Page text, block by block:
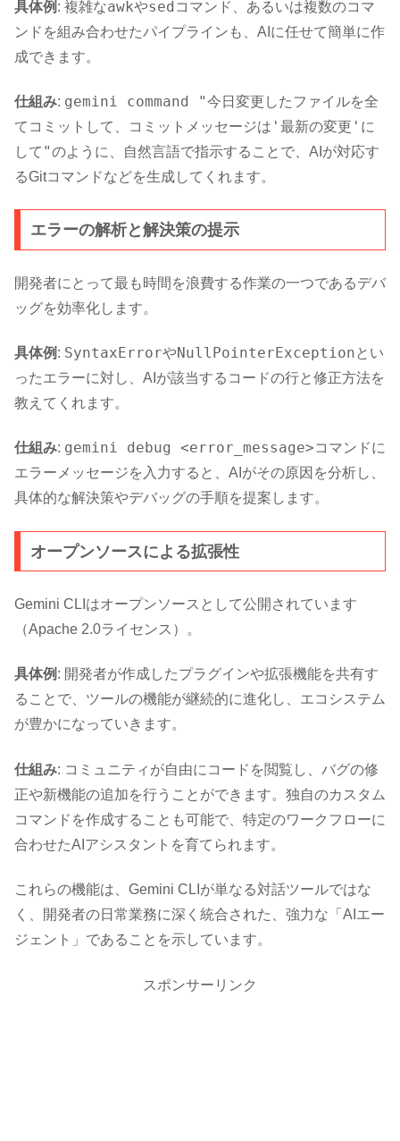
具体例 : 複雑なawkやsed コマンド、あるいは複数のコマ
ンドを組み合わせたパイプラインも、AIに任せて簡単に作
成できます。
仕組み: gemini command "今日変更したファイルを全
てコミットして、コミットメッセージは'最新の変更'に
して"のように、自然言語で指示することで、AIが対応す
るGitコマンドなどを生成してくれます。
エラーの解析と解決策の提示
開発者にとって最も時間を浪費する作業の一つであるデバ
ッグを効率化します。
具体例 : SyntaxErrorやNullPointerException とい
ったエラーに対し、AIが該当するコードの行と修正方法を
教えてくれます。
仕組み: gemini debug <error_message>コマンドに
エラーメッセージを入力すると、AIがその原因を分析し、
具体的な解決策やデバッグの手順を提案します。
オープンソースによる拡張性
Gemini CLIはオープンソースとして公開されています
（Apache 2.0ライセンス）。
具体例 : 開発者が作成したプラグインや拡張機能を共有す
ることで、ツールの機能が継続的に進化し、エコシステム
が豊かになっていきます。
仕組み: コミュニティが自由にコードを閲覧し、バグの修
正や新機能の追加を行うことができます。独自のカスタム
コマンドを作成することも可能で、特定のワークフローに
合わせたAIアシスタントを育てられます。
これらの機能は、Gemini CLIが単なる対話ツールではな
く、開発者の日常業務に深く統合された、強力な「AIエー
ジェント」であることを示しています。
スポンサーリンク